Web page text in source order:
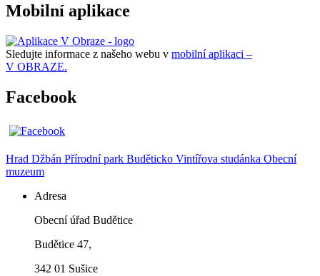
Mobilní aplikace
Sledujte informace z našeho webu v mobilní aplikaci –
V OBRAZE.
Facebook
Hrad Džbán Přírodní park Buděticko Vintířova studánka Obecní
muzeum
Adresa
Obecní úřad Budětice
Budětice 47,
342 01 Sušice